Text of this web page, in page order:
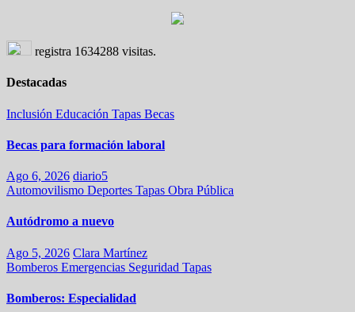
registra 1634288 visitas.
Destacadas
Inclusión Educación Tapas Becas
Becas para formación laboral
Ago 6, 2026 diario5
Automovilismo Deportes Tapas Obra Pública
Autódromo a nuevo
Ago 5, 2026 Clara Martínez
Bomberos Emergencias Seguridad Tapas
Bomberos: Especialidad